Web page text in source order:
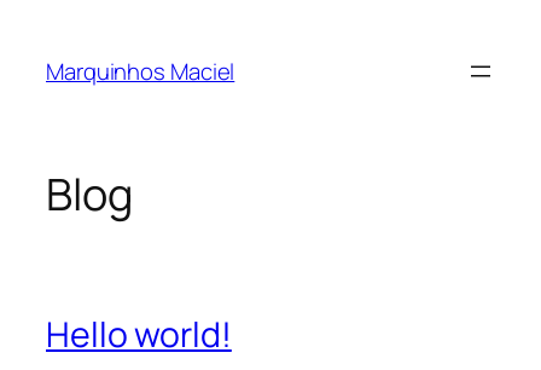
Marquinhos Maciel
Blog
Hello world!